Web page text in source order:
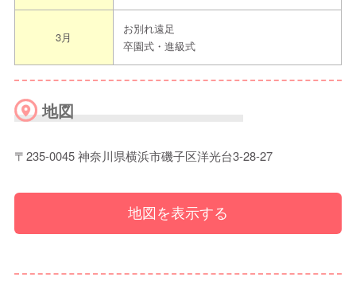
3月
お別れ遠足
卒園式・進級式
地図
〒235-0045 神奈川県横浜市磯子区洋光台3-28-27
地図を表示する